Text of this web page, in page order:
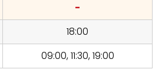
-
18:00
09:00, 11:30, 19:00